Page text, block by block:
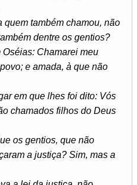
quem também chamou, não
dentre os gentios?
Chamarei meu
e amada, à que não
em que lhes foi dito: Vós
chamados filhos do Deus
os gentios, que não
a justiça? Sim, mas a